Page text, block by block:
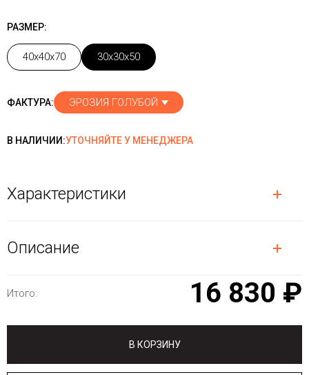
РАЗМЕР:
40x40x70 30x30x50
ФАКТУРА: ЭРОЗИЯ ГОЛУБОЙ
В НАЛИЧИИ:УТОЧНЯЙТЕ У МЕНЕДЖЕРА
Характеристики
Описание
Итого: 16 830 ₽
В КОРЗИНУ